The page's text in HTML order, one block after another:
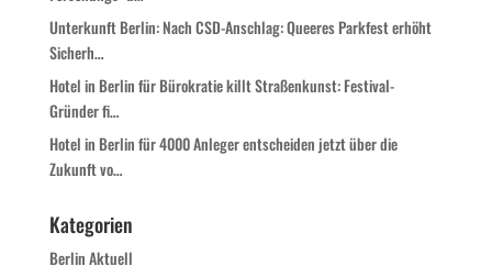
Unterkunft Berlin: Nach CSD-Anschlag: Queeres Parkfest erhöht
Sicherh…
Hotel in Berlin für Bürokratie killt Straßenkunst: Festival-
Gründer fi…
Hotel in Berlin für 4000 Anleger entscheiden jetzt über die
Zukunft vo…
Kategorien
Berlin Aktuell